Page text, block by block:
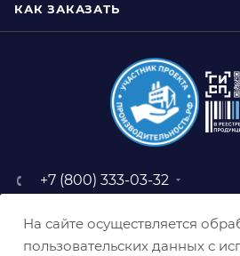
КАК ЗАКАЗАТЬ
+7 (800) 333-03-32
baz@belabraziv.ru
На сайте осуществляется
пользовательских данных с